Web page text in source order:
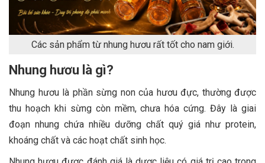
Các sản phẩm từ nhung hươu rất tốt cho nam giới.
Nhung hươu là gì?
Nhung hươu là phần sừng non của hươu đực, thường được
thu hoạch khi sừng còn mềm, chưa hóa cứng. Đây là giai
đoạn nhung chứa nhiều dưỡng chất quý giá như protein,
khoáng chất và các hoạt chất sinh học.